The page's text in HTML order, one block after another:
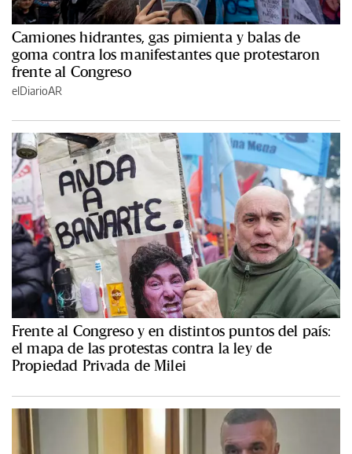
Camiones hidrantes, gas pimienta y balas de
goma contra los manifestantes que protestaron
frente al Congreso
elDiarioAR
Frente al Congreso y en distintos puntos del país:
el mapa de las protestas contra la ley de
Propiedad Privada de Milei